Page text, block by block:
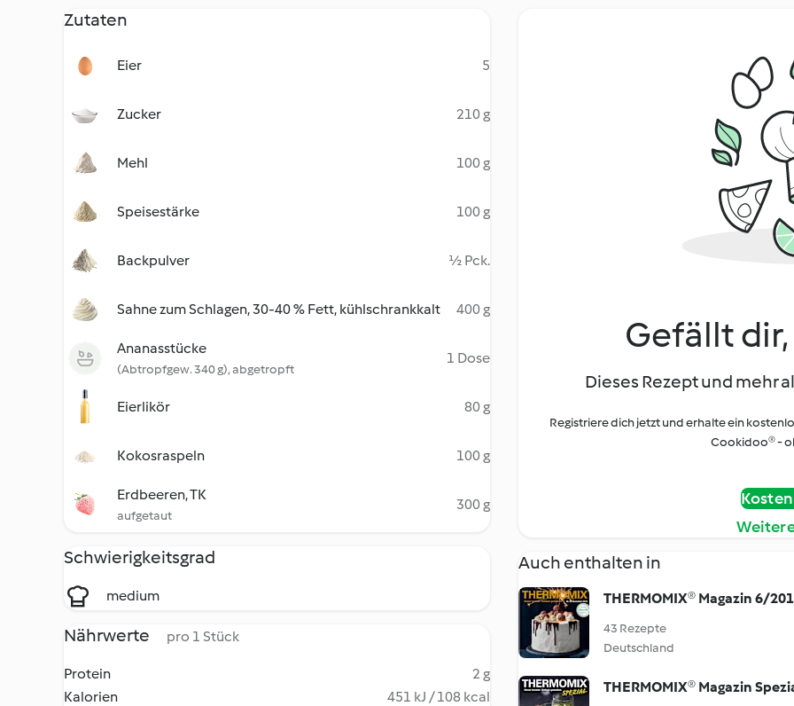
Zutaten
Eier 5
Zucker 210 g
Mehl 100 g
Speisestärke 100 g
Backpulver ½ Pck.
Sahne zum Schlagen, 30-40 % Fett, kühlschrankkalt 400 g
Ananasstücke
(Abtropfgew. 340 g), abgetropft
1 Dose
Eierlikör 80 g
Kokosraspeln 100 g
Erdbeeren, TK
aufgetaut
300 g
Schwierigkeitsgrad
medium
Nährwerte pro 1 Stück
Protein
2 g
Kalorien
451 kJ / 108 kcal
Gefällt
Dieses Rezept und mehr
Registriere dich jetzt und erhalte ein
Cookidoo® -
Auch enthalten in
THERMOMIX® Magazin 6/
43 Rezepte
Deutschland
THERMOMIX® Magazin